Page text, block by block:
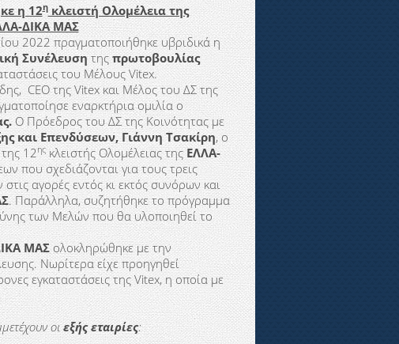
η 12ηκλειστή Ολομέλεια της
ΔΙΚΑ ΜΑΣ
2022 πραγματοποιήθηκε υβριδικά η
Συνέλευσητηςπρωτοβουλίας
του Μέλους Vitex.
CEO της Vitex και Μέλος του ΔΣ της
εναρκτήρια ομιλία ο
Ο Πρόεδρος του ΔΣ της Κοινότητας με
και Επενδύσεων, Γιάννη Τσακίρη, ο
12ηςκλειστής Ολομέλειας τηςΕΛΛΑ-
που σχεδιάζονται για τους τρεις
αγορές εντός κι εκτός συνόρων και
. Παράλληλα, συζητήθηκε το πρόγραμμα
των Μελών που θα υλοποιηθεί το
ΜΑΣολοκληρώθηκε με την
Νωρίτερα είχε προηγηθεί
εγκαταστάσεις της Vitex, η οποία με
οιεξής εταιρίες: